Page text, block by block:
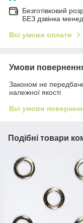
Безготівковий
БЕЗ дзвінка
Всі умови оплати
Умови
Законом не
належної якості
Всі умови
Подібні товари